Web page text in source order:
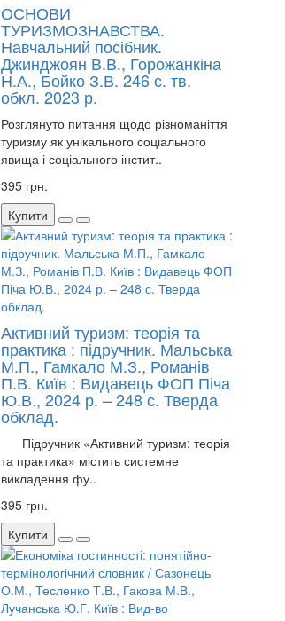
ОСНОВИ
ТУРИЗМОЗНАВСТВА.
Навчальний посібник.
Джинджоян В.В., Горожанкіна
Н.А., Бойко З.В. 246 с. тв.
обкл. 2023 р.
Розглянуто питання щодо різноманіття
туризму як унікального соціального
явища і соціального інстит..
395 грн.
Купити
Активний туризм: теорія та
практика : підручник. Мальська
М.П., Гамкало М.З., Романів
П.В. Київ : Видавець ФОП Піча
Ю.В., 2024 р. – 248 с. Тверда
обклад.
Підручник «Активний туризм: теорія
та практика» містить системне
викладення фу..
395 грн.
Купити